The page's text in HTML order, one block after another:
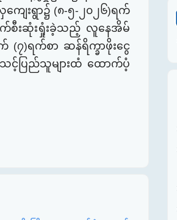
ကျေးရွာ၌ (၈-၅-၂၀၂၆)ရက်
က်စီးဆုံးရှုံးခဲ့သည့် လူနေအိမ်
၇)ရက်စာ ဆန်ရိက္ခာဖိုးငွေ
သင့်ပြည်သူများထံ ထောက်ပံ့